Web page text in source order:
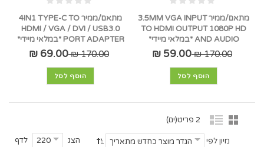
מתאם/ממיר 3.5MM VGA INPUT
TO HDMI OUTPUT 1080P HD
AND AUDIO *במלאי מיידי*
170.00 ₪
59.00 ₪
הוסף לסל
מתאם/ממיר 4IN1 TYPE-C TO
HDMI / VGA / DVI / USB3.0
PORT ADAPTER *במלאי מיידי*
170.00 ₪
69.00 ₪
הוסף לסל
2 פריט(ים)
הצג 220 לדף מיון לפי הגדר מוצר כחדש מתאריך